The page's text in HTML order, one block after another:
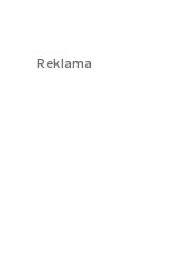
Reklama